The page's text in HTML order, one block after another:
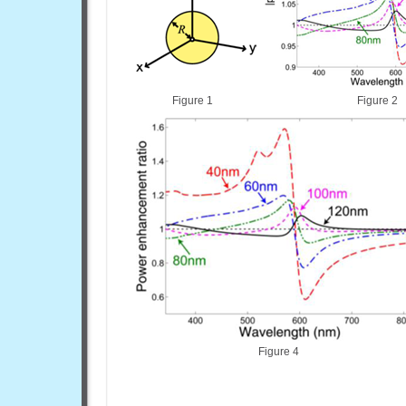
Figure 1 Figure 2
Figure 4